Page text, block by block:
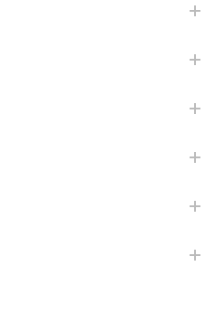
ありがとうございました!
テラリウムを作るのが楽しみで
ポットもかわいいです。「めで
だと思います。